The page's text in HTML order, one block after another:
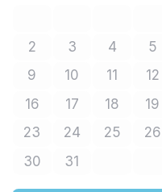
2No tickets available
3No tickets
4No 5
9No tickets available
10No tickets
11No 12
16No tickets available
17No tickets
18No 19
23No tickets available
24No tickets
25No 26
30No tickets available
31No tickets